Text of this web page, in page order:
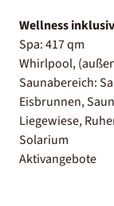
Wellness
Spa: 417 qm
Whirlpool,
Saunabereich:
Eisbrunnen,
Liegewiese,
Solarium
Aktivangebote